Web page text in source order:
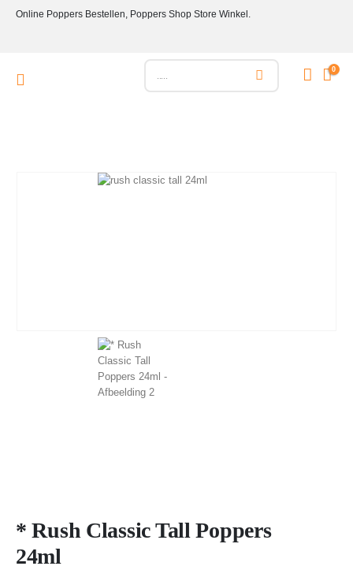
Online Poppers Bestellen, Poppers Shop Store Winkel.
0
* Rush Classic Tall Poppers
24ml